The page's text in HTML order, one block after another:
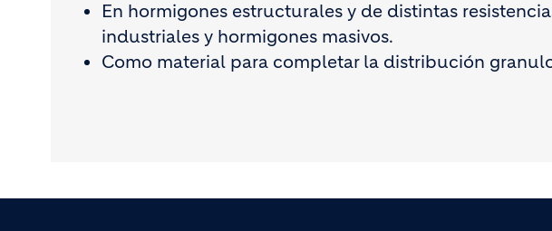
En hormigones estructurales y de distintas
industriales y hormigones masivos.
Como material para completar la distribución